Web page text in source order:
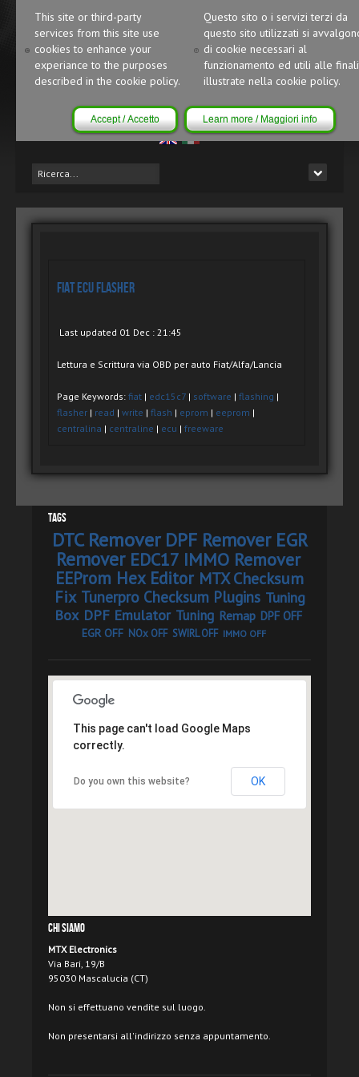
This site or third-party
services from this site use
cookies to enhance your
experiance to the purposes
described in the cookie policy.
Questo sito o i servizi terzi da
questo sito utilizzati si
di cookie necessari al
funzionamento ed utili alle
illustrate nella cookie policy.
Accept / Accetto Learn more / Maggiori info
Fiat ECU Flasher
Last updated 01 Dec : 21:45
Lettura e Scrittura via OBD per auto Fiat/Alfa/Lancia
Page Keywords: fiat | edc15c7 | software | flashing |
flasher | read | write | flash | eprom | eeprom |
centralina | centraline | ecu | freeware
Tags
DTC Remover DPF Remover EGR
Remover EDC17 IMMO Remover
EEProm Hex Editor MTX Checksum
Fix Tunerpro Checksum Plugins Tuning
Box DPF Emulator Tuning Remap DPF OFF
EGR OFF NOx OFF SWIRL OFF IMMO OFF
This page can't load Google Maps
correctly.
Do you own this website? OK
Chi Siamo
MTX Electronics
Via Bari, 19/B
95030 Mascalucia (CT)
Non si effettuano vendite sul luogo.
Non presentarsi all'indirizzo senza appuntamento.